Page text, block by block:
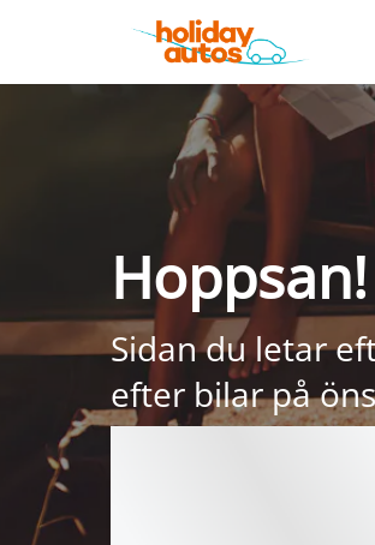
Sidan du letar
efter bilar på